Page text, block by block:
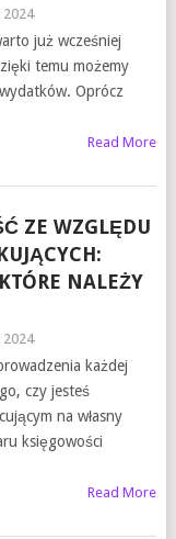
2024
już wcześniej
temu możemy
Oprócz
Read More
ZE WZGLĘDU
NALEŻY
2024
każdej
czy jesteś
na własny
księgowości
Read More